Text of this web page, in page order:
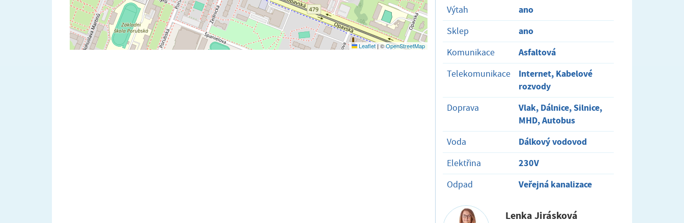
Leaflet|©OpenStreetMap
Výtah ano
Sklep ano
Komunikace Asfaltová
Telekomunikace
Internet, Kabelové
rozvody
Doprava
Vlak, Dálnice, Silnice,
MHD, Autobus
Voda Dálkový vodovod
Elektřina 230V
Odpad Veřejná kanalizace
Lenka Jirásková